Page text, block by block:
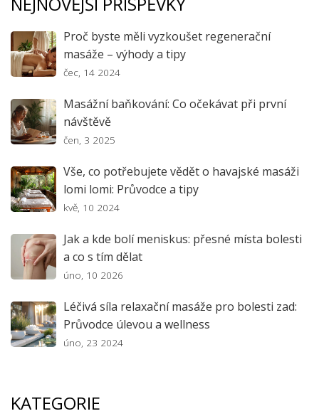
Proč byste měli vyzkoušet regenerační
masáže – výhody a tipy
čec, 14 2024
Masážní baňkování: Co očekávat při první
návštěvě
čen, 3 2025
Vše, co potřebujete vědět o havajské masáži
lomi lomi: Průvodce a tipy
kvě, 10 2024
Jak a kde bolí meniskus: přesné místa bolesti
a co s tím dělat
úno, 10 2026
Léčivá síla relaxační masáže pro bolesti zad:
Průvodce úlevou a wellness
úno, 23 2024
KATEGORIE